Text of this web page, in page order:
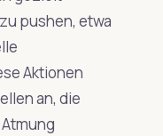
pushen, etwa
Aktionen
an, die